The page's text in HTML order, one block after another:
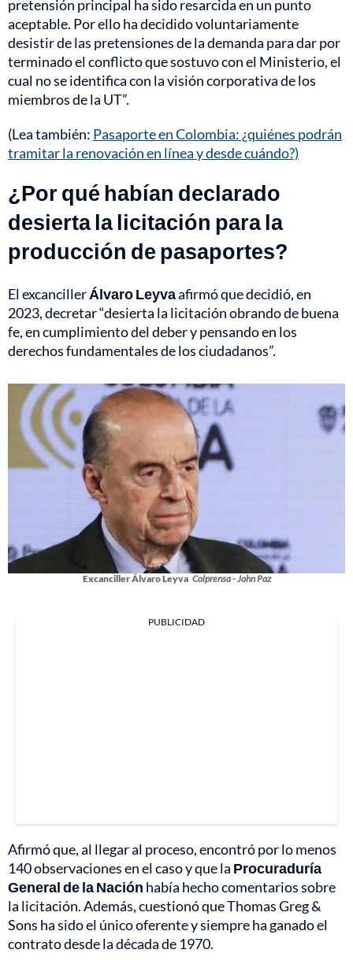
pretensión principal ha sido resarcida en un punto
aceptable. Por ello ha decidido voluntariamente
desistir de las pretensiones de la demanda para dar por
terminado el conflicto que sostuvo con el Ministerio, el
cual no se identifica con la visión corporativa de los
miembros de la UT”.
(Lea también: Pasaporte en Colombia: ¿quiénes podrán
tramitar la renovación en línea y desde cuándo?)
¿Por qué habían declarado
desierta la licitación para la
producción de pasaportes?
El excancillerÁlvaro Leyvaafirmó que decidió, en
2023, decretar “desierta la licitación obrando de buena
fe, en cumplimiento del deber y pensando en los
derechos fundamentales de los ciudadanos”.
Excanciller Álvaro Leyva Colprensa - John Paz
PUBLICIDAD
Afirmó que, al llegar al proceso, encontró por lo menos
140 observaciones en el caso y que la Procuraduría
Generalde la Nación había hecho comentarios sobre
la licitación. Además, cuestionó que Thomas Greg &
Sons ha sido el único oferente y siempre ha ganado el
contrato desde la década de 1970.